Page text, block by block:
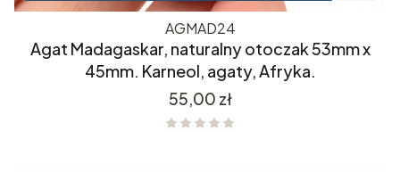
AGMAD24
Agat Madagaskar, naturalny otoczak 53mm x
45mm. Karneol, agaty, Afryka.
Cena
55,00 zł